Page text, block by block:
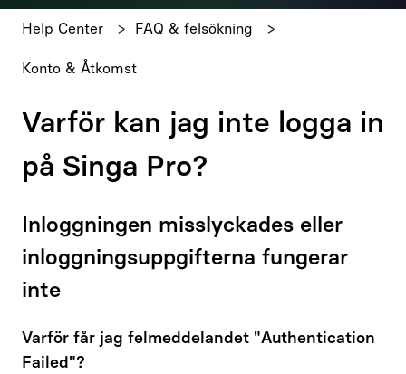
Help Center FAQ & felsökning
Konto & Åtkomst
Varför kan jag inte logga in
på Singa Pro?
Inloggningen misslyckades eller
inloggningsuppgifterna fungerar
inte
Varför får jag felmeddelandet "Authentication
Failed"?